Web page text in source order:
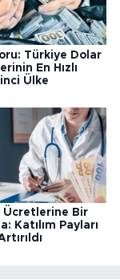
Türkiye Dolar
En Hızlı
Ülke
Ücretlerine Bir
Katılım Payları